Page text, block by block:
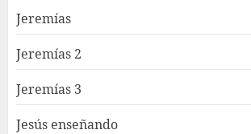
Jeremías
Jeremías 2
Jeremías 3
Jesús enseñando